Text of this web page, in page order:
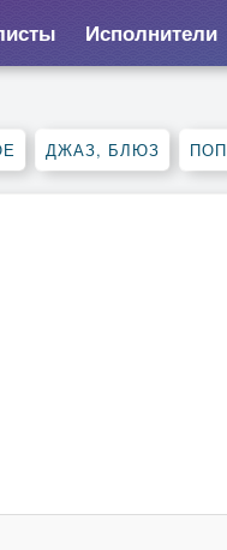
Исполнители
ДЖАЗ, БЛЮЗ ПОП